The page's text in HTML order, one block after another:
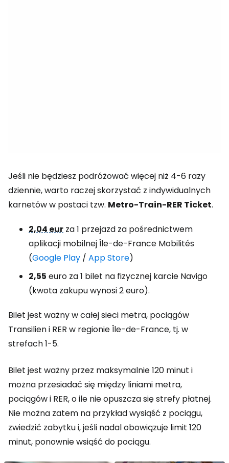
Jeśli nie będziesz podróżować więcej niż 4-6 razy
dziennie, warto raczej skorzystać z indywidualnych
karnetów w postaci tzw. Metro-Train-RER Ticket.
2,04 eur za 1 przejazd za pośrednictwem
aplikacji mobilnej Île-de-France Mobilités
(Google Play / App Store)
2,55 euro za 1 bilet na fizycznej karcie Navigo
(kwota zakupu wynosi 2 euro).
Bilet jest ważny w całej sieci metra, pociągów
Transilien i RER w regionie Île-de-France, tj. w
strefach 1-5.
Bilet jest ważny przez maksymalnie 120 minut i
można przesiadać się między liniami metra,
pociągów i RER, o ile nie opuszcza się strefy płatnej.
Nie można zatem na przykład wysiąść z pociągu,
zwiedzić zabytku i, jeśli nadal obowiązuje limit 120
minut, ponownie wsiąść do pociągu.